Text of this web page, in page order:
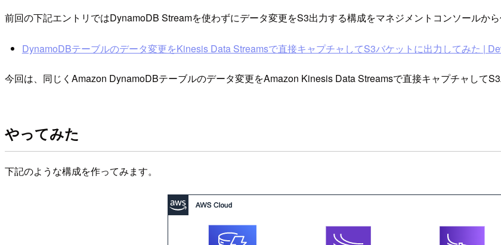
前回の下記エントリではDynamoDB Streamを使わずにデータ変更をS3出力する構成をマネジメントコンソールから
DynamoDBテーブルのデータ変更をKinesis Data Streamsで直接キャプチャしてS3バケットに出力してみた |
今回は、同じくAmazon DynamoDBテーブルのデータ変更をAmazon Kinesis Data Streamsで直接キャプチャしてS3
やってみた
下記のような構成を作ってみます。